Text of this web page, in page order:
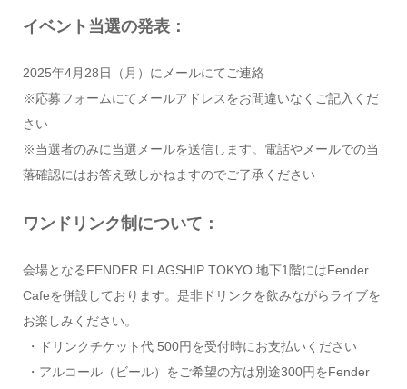
イベント当選の発表：
2025年4月28日（月）にメールにてご連絡
※応募フォームにてメールアドレスをお間違いなくご記入くだ
さい
※当選者のみに当選メールを送信します。電話やメールでの当
落確認にはお答え致しかねますのでご了承ください
ワンドリンク制について：
会場となるFENDER FLAGSHIP TOKYO 地下1階にはFender
Cafeを併設しております。是非ドリンクを飲みながらライブを
お楽しみください。
・ドリンクチケット代 500円を受付時にお支払いください
・アルコール（ビール）をご希望の方は別途300円をFender